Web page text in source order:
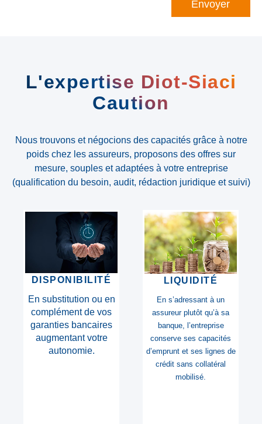
Envoyer
L'expertise Diot-Siaci
Caution
Nous trouvons et négocions des capacités grâce à notre
poids chez les assureurs, proposons des offres sur
mesure, souples et adaptées à votre entreprise
(qualification du besoin, audit, rédaction juridique et suivi)
DURÉE
La possibilité d’émission
d’actes sur des durées
longues(jusqu’à 7 ans)
SOLVABILITÉ
Assureurs bénéficiant
des meilleures notations
et acceptés par tous les
bénéficiaires.